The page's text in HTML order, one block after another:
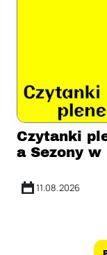
Czytanki
a Sezony
11.08.2026